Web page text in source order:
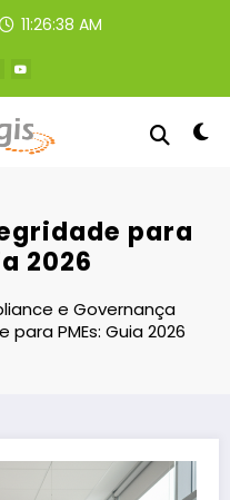
11:26:39 AM
para
2026
e Governança
PMEs: Guia 2026